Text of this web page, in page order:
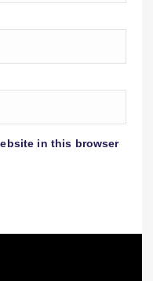
in this browser